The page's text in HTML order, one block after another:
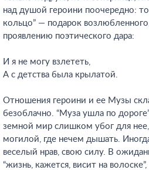
над душой героини поочередно:
кольцо” — подарок
проявлению поэтического дара:
И я не могу взлететь,
А с детства была крылатой.
Отношения героини и ее Музы
безоблачно. “Муза ушла по
земной мир слишком убог для нее,
могилой, где нечем дышать.
веселый нрав, свою силу. В
“жизнь, кажется, висит на